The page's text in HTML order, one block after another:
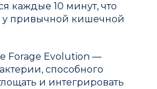
каждые 10 минут, что
у привычной кишечной
Forage Evolution —
способного
и интегрировать